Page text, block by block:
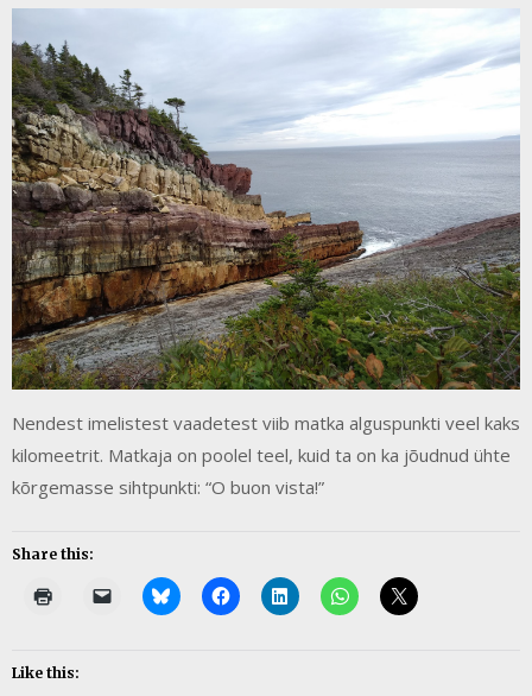
Nendest imelistest vaadetest viib matka alguspunkti veel kaks
kilomeetrit. Matkaja on poolel teel, kuid ta on ka jõudnud ühte
kõrgemasse sihtpunkti: “O buon vista!”
Share this:
Like this: